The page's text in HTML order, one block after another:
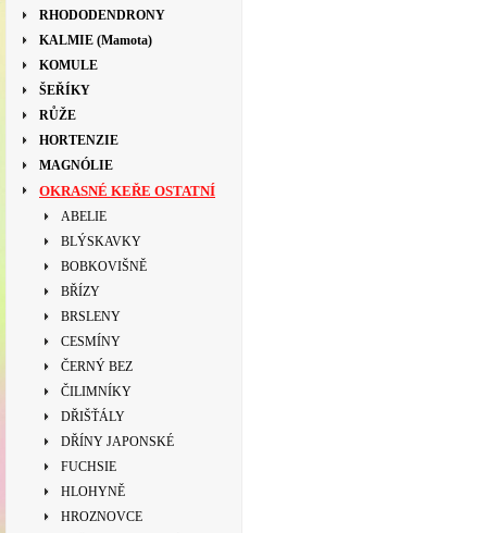
RHODODENDRONY
KALMIE (Mamota)
KOMULE
ŠEŘÍKY
RŮŽE
HORTENZIE
MAGNÓLIE
OKRASNÉ KEŘE OSTATNÍ
ABELIE
BLÝSKAVKY
BOBKOVIŠNĚ
BŘÍZY
BRSLENY
CESMÍNY
ČERNÝ BEZ
ČILIMNÍKY
DŘIŠŤÁLY
DŘÍNY JAPONSKÉ
FUCHSIE
HLOHYNĚ
HROZNOVCE